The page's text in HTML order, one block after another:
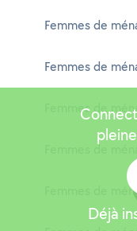
Femmes de
Femmes de
Femmes de
Femmes de
Femmes de
Déjà